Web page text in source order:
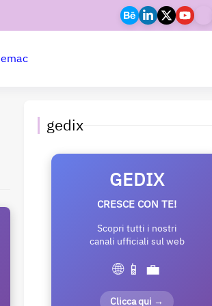
mac
gedix
GEDIX
CRESCE CON TE!
Scopri tutti i nostri
canali ufficiali sul web
🌐 📱 💼
Clicca qui →